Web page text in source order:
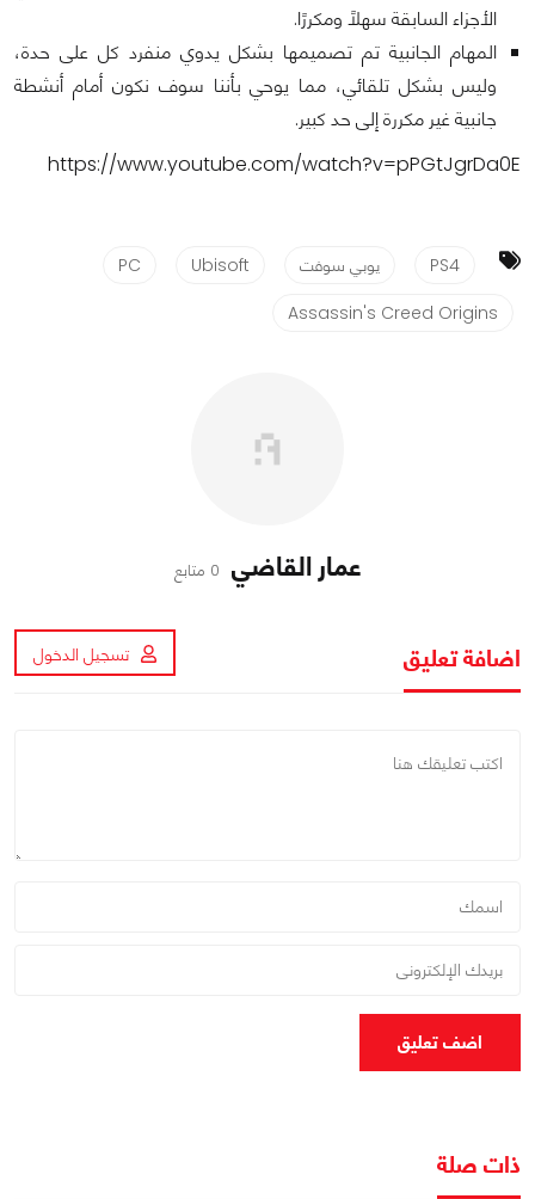
الأجزاء السابقة سهلًا ومكررًا.
المهام الجانبية تم تصميمها بشكل يدوي منفرد كل على حدة،
وليس بشكل تلقائي، مما يوحي بأننا سوف نكون أمام أنشطة
جانبية غير مكررة إلى حد كبير.
https://www.youtube.com/watch?v=pPGtJgrDa0E
PS4 يوبي سوفت Ubisoft
PC
Assassin's Creed Origins
عمار القاضي 0 متابع
اضافة تعليق تسجيل الدخول
اضف تعليق
ذات صلة